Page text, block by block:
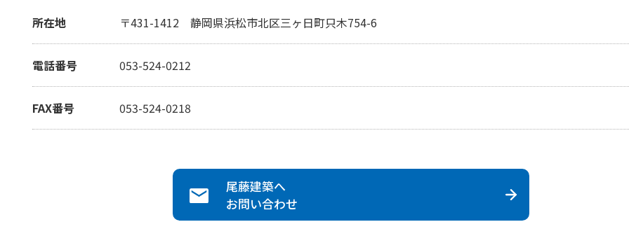
所在地 〒431-1412 静岡県浜松市北区三ヶ日町只木754-6
電話番号 053-524-0212
FAX番号 053-524-0218
尾藤建築へ
お問い合わせ